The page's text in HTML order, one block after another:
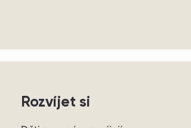
Rozvíjet si